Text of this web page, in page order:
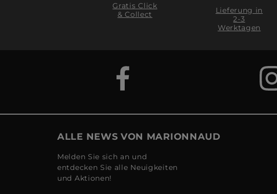
Gratis Click
& Collect
Lieferung in
2-3
Werktagen
ALLE NEWS VON MARIONNAUD
Melden Sie sich an und
entdecken Sie alle Neuigkeiten
und Aktionen!